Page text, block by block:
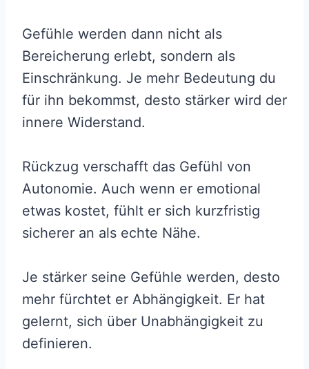
Gefühle werden dann nicht als
Bereicherung erlebt, sondern als
Einschränkung. Je mehr Bedeutung du
für ihn bekommst, desto stärker wird der
innere Widerstand.
Rückzug verschafft das Gefühl von
Autonomie. Auch wenn er emotional
etwas kostet, fühlt er sich kurzfristig
sicherer an als echte Nähe.
Je stärker seine Gefühle werden, desto
mehr fürchtet er Abhängigkeit. Er hat
gelernt, sich über Unabhängigkeit zu
definieren.